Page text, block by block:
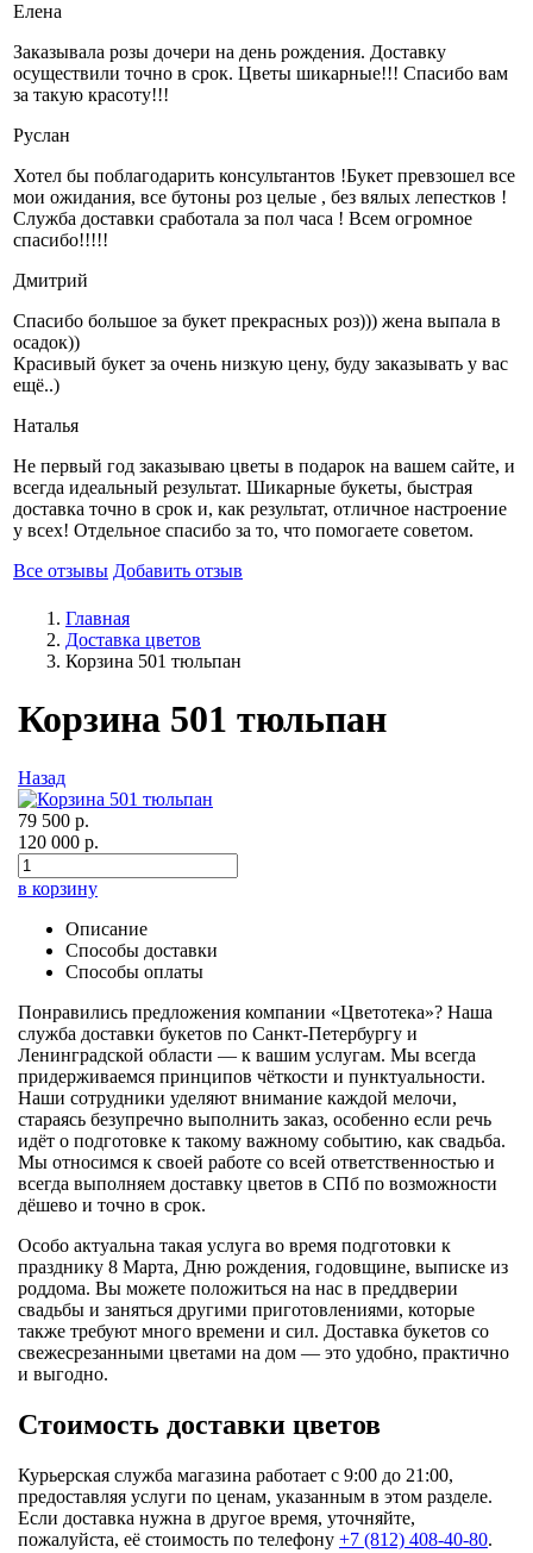
Елена
Заказывала розы дочери на день рождения. Доставку
осуществили точно в срок. Цветы шикарные!!! Спасибо вам
за такую красоту!!!
Руслан
Хотел бы поблагодарить консультантов !Букет превзошел все
мои ожидания, все бутоны роз целые , без вялых лепестков !
Служба доставки сработала за пол часа ! Всем огромное
спасибо!!!!!
Дмитрий
Спасибо большое за букет прекрасных роз))) жена выпала в
осадок))
Красивый букет за очень низкую цену, буду заказывать у вас
ещё..)
Наталья
Не первый год заказываю цветы в подарок на вашем сайте, и
всегда идеальный результат. Шикарные букеты, быстрая
доставка точно в срок и, как результат, отличное настроение
у всех! Отдельное спасибо за то, что помогаете советом.
Все отзывы Добавить отзыв
Главная
Доставка цветов
Корзина 501 тюльпан
Корзина 501 тюльпан
Назад
79 500 р.
120 000 р.
в корзину
Описание
Способы доставки
Способы оплаты
Понравились предложения компании «Цветотека»? Наша
служба доставки букетов по Санкт-Петербургу и
Ленинградской области — к вашим услугам. Мы всегда
придерживаемся принципов чёткости и пунктуальности.
Наши сотрудники уделяют внимание каждой мелочи,
стараясь безупречно выполнить заказ, особенно если речь
идёт о подготовке к такому важному событию, как свадьба.
Мы относимся к своей работе со всей ответственностью и
всегда выполняем доставку цветов в СПб по возможности
дёшево и точно в срок.
Особо актуальна такая услуга во время подготовки к
празднику 8 Марта, Дню рождения, годовщине, выписке из
роддома. Вы можете положиться на нас в преддверии
свадьбы и заняться другими приготовлениями, которые
также требуют много времени и сил. Доставка букетов со
свежесрезанными цветами на дом — это удобно, практично
и выгодно.
Стоимость доставки цветов
Курьерская служба магазина работает с 9:00 до 21:00,
предоставляя услуги по ценам, указанным в этом разделе.
Если доставка нужна в другое время, уточняйте,
пожалуйста, её стоимость по телефону +7 (812) 408-40-80.